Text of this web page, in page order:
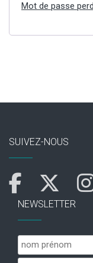
Mot de passe
SUIVEZ-NOUS
NEWSLETTER